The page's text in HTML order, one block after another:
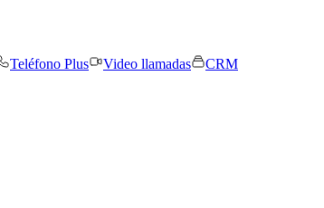
Teléfono Plus Video llamadas
CRM